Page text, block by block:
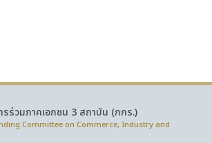
ร่วมภาคเอกชน 3 สถาบัน (กกร.)
Committee on Commerce, Industry and